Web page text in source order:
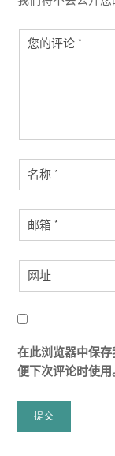
在此浏览器中保
便下次评论时使用